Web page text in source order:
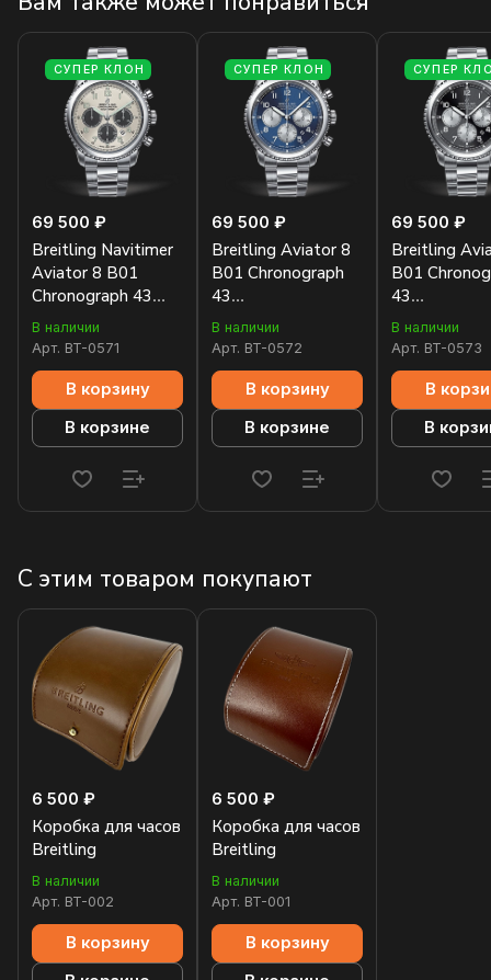
СУПЕР КЛОН
69 500 ₽
Breitling Navitimer
Aviator 8 B01
Chronograph 43
AB01171A/G839-
188A
В наличии
Арт. BT-0571
В корзину
В корзине
СУПЕР КЛОН
69 500 ₽
Breitling Aviator 8
B01 Chronograph
43
AB0117131C1A1
В наличии
Арт. BT-0572
В корзину
В корзине
СУПЕР
69 500 ₽
Breitling
B01
43
В наличии
Арт. BT-0573
В
В
С этим товаром покупают
6 500 ₽
Коробка для часов
Breitling
В наличии
Арт. BT-002
В корзину
6 500 ₽
Коробка для часов
Breitling
В наличии
Арт. BT-001
В корзину